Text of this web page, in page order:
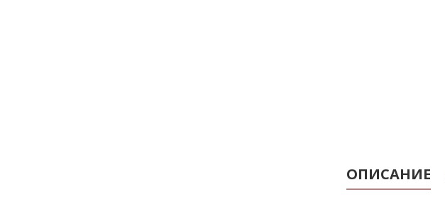
ОПИСАНИЕ